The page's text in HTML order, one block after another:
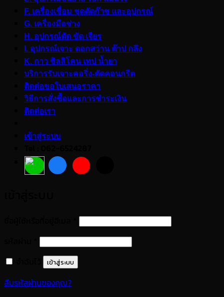
F. เครื่องเชื่อม ชุดตัดก๊าซ และอุปกรณ์
G. เครื่องมือช่าง
H. อุปกรณ์ตัด ขัด เจียร
I. อุปกรณ์เจาะ ดอกสว่าน ต๊าป กลึง
K. กาว ซิลลิโคน เทป น้ำยา
บริการรับเจาะคอริ่ง-ตัดคอนกรีต
ติดต่อขอใบเสนอราคา
วิธีการสั่งซื้อและการชำระเงิน
ติดต่อเรา
เข้าสู่ระบบ
ต้องการ
ต้องการ
เข้าสู่ระบบ
ลืมรหัสผ่านของคุณ?